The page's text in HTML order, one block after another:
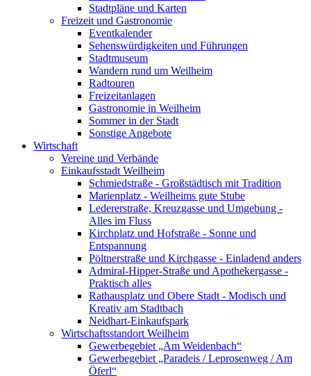
Stadtpläne und Karten
Freizeit und Gastronomie
Eventkalender
Sehenswürdigkeiten und Führungen
Stadtmuseum
Wandern rund um Weilheim
Radtouren
Freizeitanlagen
Gastronomie in Weilheim
Sommer in der Stadt
Sonstige Angebote
Wirtschaft
Vereine und Verbände
Einkaufsstadt Weilheim
Schmiedstraße - Großstädtisch mit Tradition
Marienplatz - Weilheims gute Stube
Ledererstraße, Kreuzgasse und Umgebung -
Alles im Fluss
Kirchplatz und Hofstraße - Sonne und
Entspannung
Pöltnerstraße und Kirchgasse - Einladend anders
Admiral-Hipper-Straße und Apothekergasse -
Praktisch alles
Rathausplatz und Obere Stadt - Modisch und
Kreativ am Stadtbach
Neidhart-Einkaufspark
Wirtschaftsstandort Weilheim
Gewerbegebiet „Am Weidenbach“
Gewerbegebiet „Paradeis / Leprosenweg / Am
Öferl“